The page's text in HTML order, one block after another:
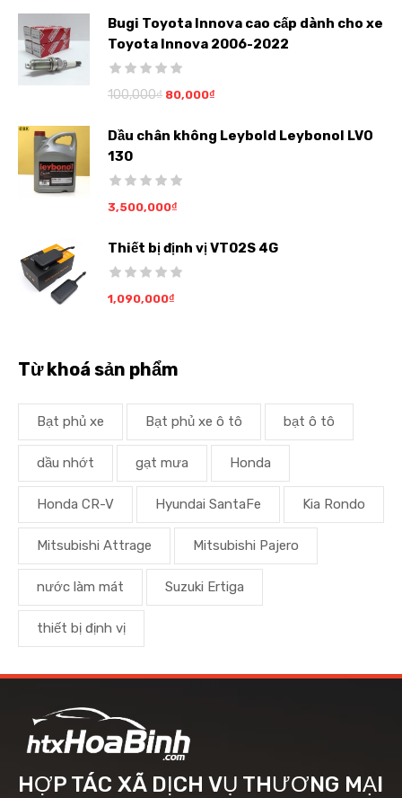
Bugi Toyota Innova cao cấp dành cho xe
Toyota Innova 2006-2022
100,000₫ 80,000₫
Dầu chân không Leybold Leybonol LVO
130
3,500,000₫
Thiết bị định vị VT02S 4G
1,090,000₫
Từ khoá sản phẩm
Bạt phủ xe Bạt phủ xe ô tô bạt ô tô
dầu nhớt gạt mưa Honda
Honda CR-V Hyundai SantaFe Kia Rondo
Mitsubishi Attrage Mitsubishi Pajero
nước làm mát Suzuki Ertiga
thiết bị định vị
HỢP TÁC XÃ DỊCH VỤ THƯƠNG MẠI